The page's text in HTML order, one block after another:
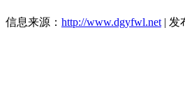
信息来源： http://www.dgyfwl.net | 发